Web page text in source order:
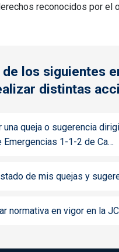
reconocidos por el
los siguientes
distintas
una queja o sugerencia
Emergencias 1-1-2 de Ca…
de mis quejas y
normativa en vigor en la